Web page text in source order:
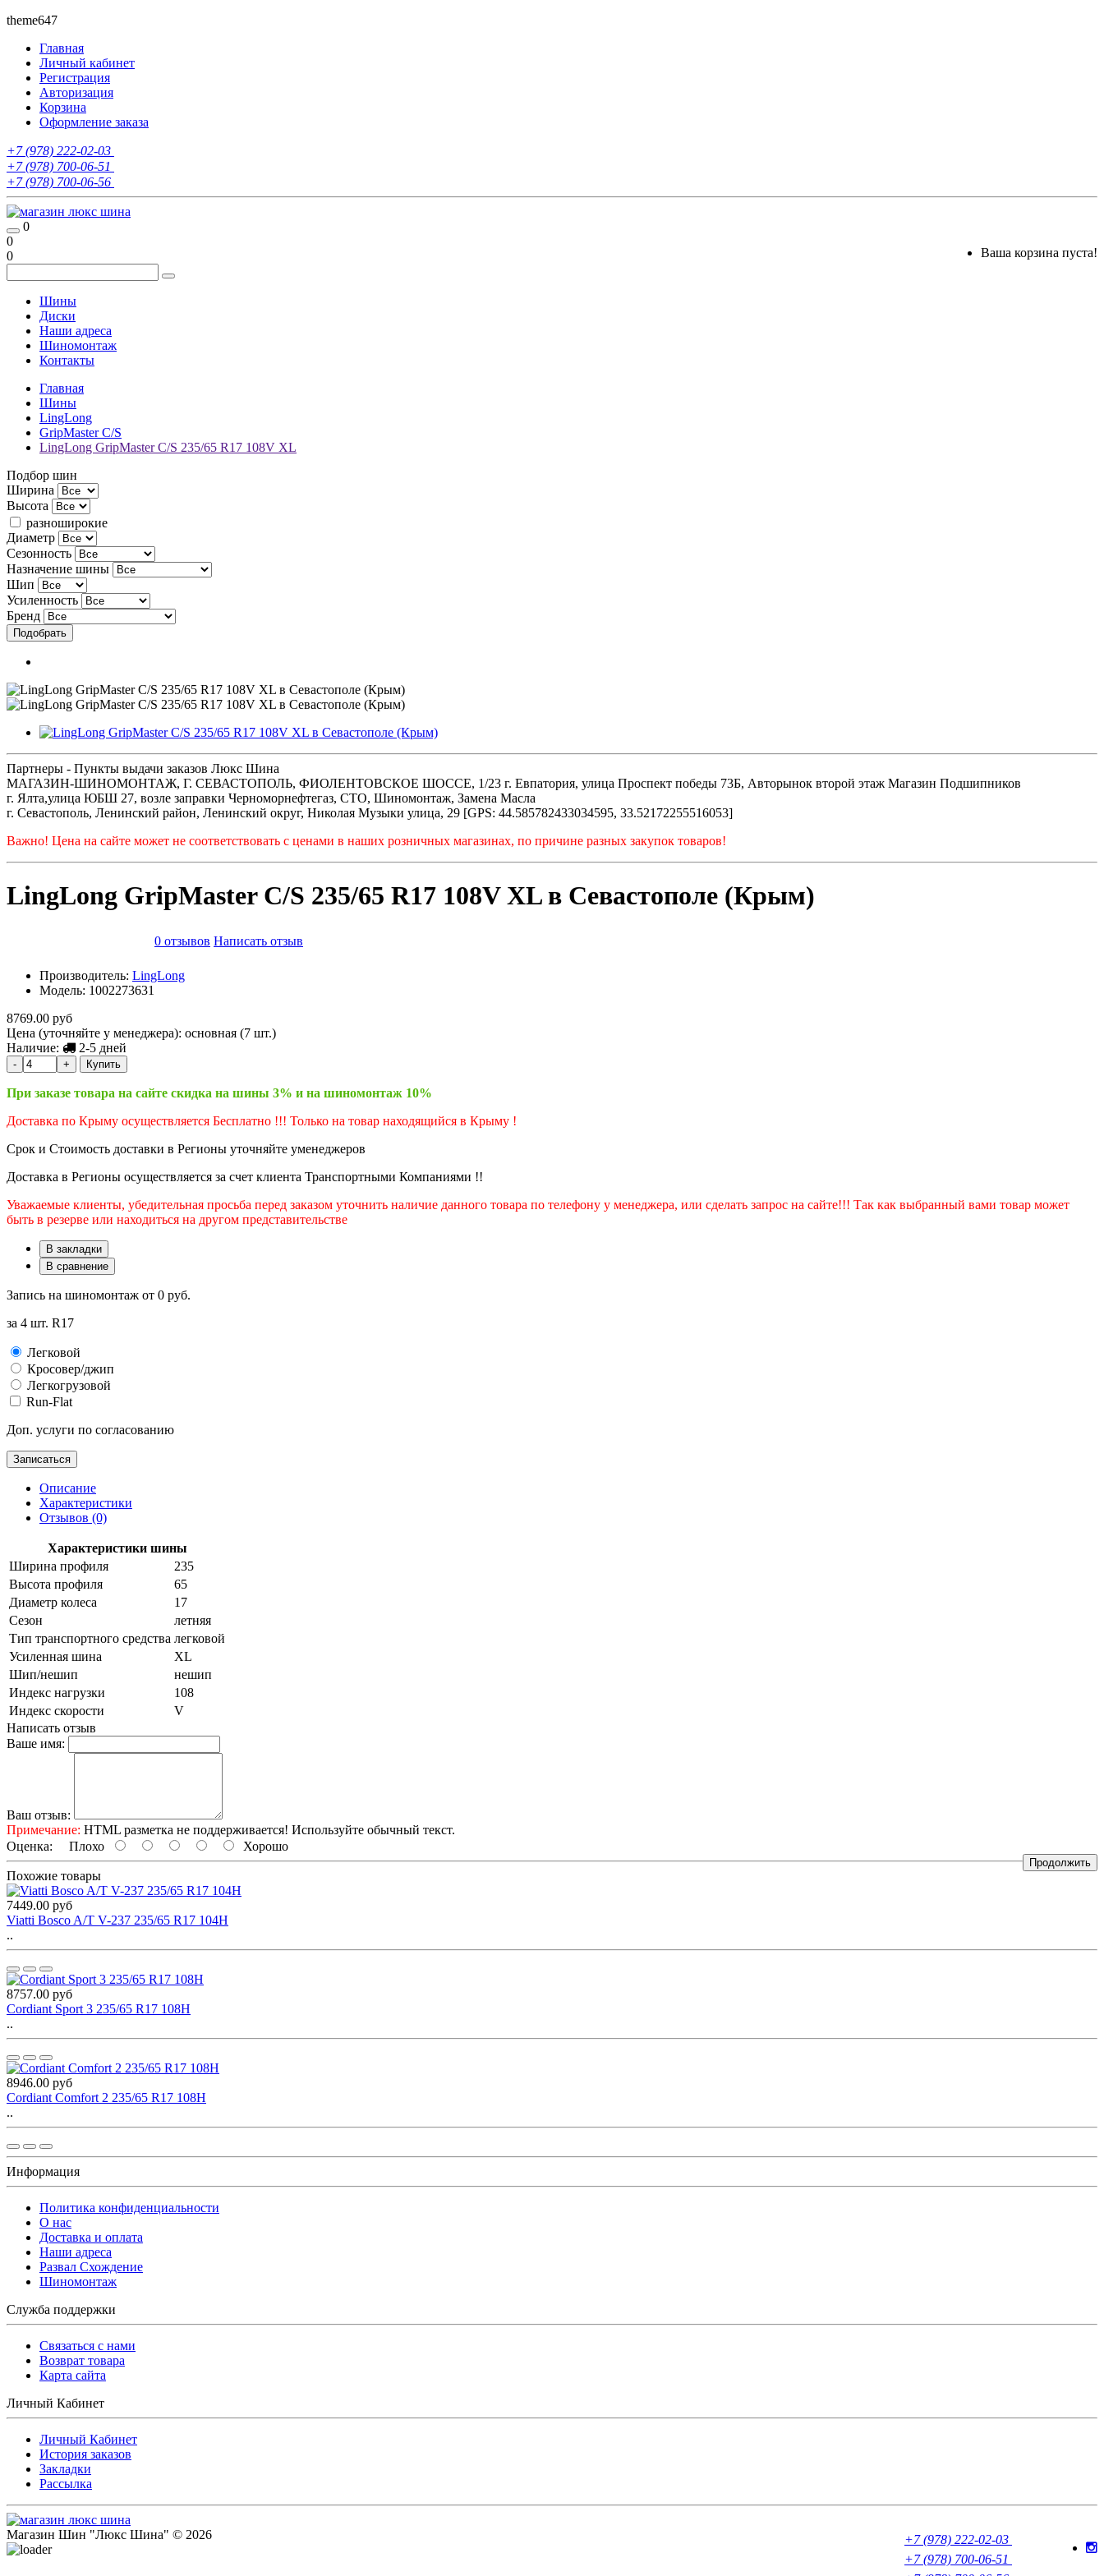
theme647
Главная
Личный кабинет
Регистрация
Авторизация
Корзина
Оформление заказа
+7 (978) 222-02-03
+7 (978) 700-06-51
+7 (978) 700-06-56
0
Ваша корзина пуста!
0
0
Шины
Диски
Наши адреса
Шиномонтаж
Контакты
Главная
Шины
LingLong
GripMaster C/S
LingLong GripMaster C/S 235/65 R17 108V XL
Подбор шин
Ширина
Высота
разноширокие
Диаметр
Сезонность
Назначение шины
Шип
Усиленность
Бренд
Партнеры - Пункты выдачи заказов Люкс Шина
МАГАЗИН-ШИНОМОНТАЖ, Г. СЕВАСТОПОЛЬ, ФИОЛЕНТОВСКОЕ ШОССЕ, 1/23 г. Евпатория, улица Проспект победы 73Б, Авторынок второй этаж Магазин Подшипников
г. Ялта,улица ЮБШ 27, возле заправки Черноморнефтегаз, СТО, Шиномонтаж, Замена Масла
г. Севастополь, Ленинский район, Ленинский округ, Николая Музыки улица, 29 [GPS: 44.585782433034595, 33.52172255516053]
Важно! Цена на сайте может не соответствовать с ценами в наших розничных магазинах, по причине разных закупок товаров!
LingLong GripMaster C/S 235/65 R17 108V XL в Севастополе (Крым)
0 отзывов Написать отзыв
Производитель: LingLong
Модель: 1002273631
8769.00 руб
Цена (уточняйте у менеджера): основная (7 шт.)
Наличие:
2-5 дней
- + Купить
При заказе товара на сайте скидка на шины 3% и на шиномонтаж 10%
Доставка по Крыму осуществляется Бесплатно !!! Только на товар находящийся в Крыму !
Срок и Стоимость доставки в Регионы уточняйте уменеджеров
Доставка в Регионы осуществляется за счет клиента Транспортными Компаниями !!
Уважаемые клиенты, убедительная просьба перед заказом уточнить наличие данного товара по телефону у менеджера, или сделать запрос на сайте!!! Так как выбранный вами товар может
быть в резерве или находиться на другом представительстве
В закладки
В сравнение
Запись на шиномонтаж от 0 руб.
за 4 шт. R17
Легковой
Кросовер/джип
Легкогрузовой
Run-Flat
Доп. услуги по согласованию
Записаться
Описание
Характеристики
Отзывов (0)
Характеристики шины
Ширина профиля
235
Высота профиля
65
Диаметр колеса
17
Сезон
летняя
Тип транспортного средства легковой
Усиленная шина
XL
Шип/нешип
нешип
Индекс нагрузки
108
Индекс скорости
V
Написать отзыв
Ваше имя:
Ваш отзыв:
Примечание: HTML разметка не поддерживается! Используйте обычный текст.
Оценка: Плохо Хорошо
Продолжить
Похожие товары
7449.00 руб
Viatti Bosco A/T V-237 235/65 R17 104H
..
8757.00 руб
Cordiant Sport 3 235/65 R17 108H
..
8946.00 руб
Cordiant Comfort 2 235/65 R17 108H
..
Информация
Политика конфиденциальности
O нас
Доставка и оплата
Наши адреса
Развал Схождение
Шиномонтаж
Служба поддержки
Связаться с нами
Возврат товара
Карта сайта
Личный Кабинет
Личный Кабинет
История заказов
Закладки
Рассылка
+7 (978) 222-02-03
+7 (978) 700-06-51
Магазин Шин "Люкс Шина" © 2026